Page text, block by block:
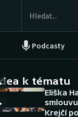
Podcasty
NEPŘEHLÉDNĚTE
Historické
k tématu
Eliška
smlouvu
Krejčí